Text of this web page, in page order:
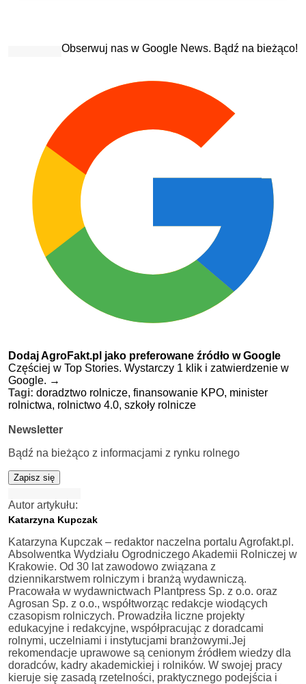
Obserwuj nas w Google News. Bądź na bieżąco!
Dodaj AgroFakt.pl jako preferowane źródło w Google
Częściej w Top Stories. Wystarczy 1 klik i zatwierdzenie w
Google. →
Tagi: doradztwo rolnicze, finansowanie KPO, minister
rolnictwa, rolnictwo 4.0, szkoły rolnicze
Newsletter
Bądź na bieżąco z informacjami z rynku rolnego
Zapisz się
Autor artykułu:
Katarzyna Kupczak
Katarzyna Kupczak – redaktor naczelna portalu Agrofakt.pl.
Absolwentka Wydziału Ogrodniczego Akademii Rolniczej w
Krakowie. Od 30 lat zawodowo związana z
dziennikarstwem rolniczym i branżą wydawniczą.
Pracowała w wydawnictwach Plantpress Sp. z o.o. oraz
Agrosan Sp. z o.o., współtworząc redakcje wiodących
czasopism rolniczych. Prowadziła liczne projekty
edukacyjne i redakcyjne, współpracując z doradcami
rolnymi, uczelniami i instytucjami branżowymi.Jej
rekomendacje uprawowe są cenionym źródłem wiedzy dla
doradców, kadry akademickiej i rolników. W swojej pracy
kieruje się zasadą rzetelności, praktycznego podejścia i